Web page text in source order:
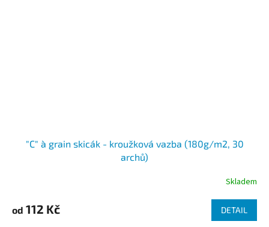
"C" à grain skicák - kroužková vazba (180g/m2, 30
archů)
Skladem
od 112 Kč DETAIL